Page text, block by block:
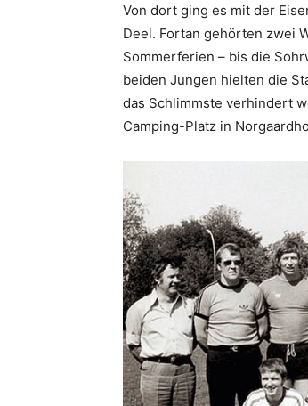
Von dort ging es mit der
Deel. Fortan gehörten zwei
Sommerferien – bis die
beiden Jungen hielten die
das Schlimmste verhindert
Camping-Platz in